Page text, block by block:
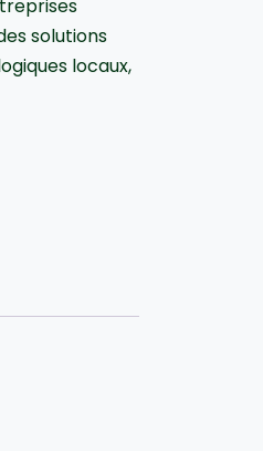
solutions
locaux,